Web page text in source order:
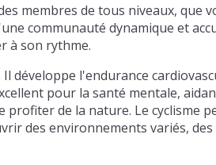
membres de tous niveaux, que
communauté dynamique et
à son rythme.
développe l'endurance
pour la santé mentale,
de la nature. Le cyclisme
des environnements variés,